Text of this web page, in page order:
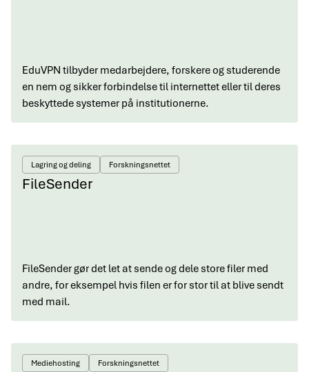
EduVPN tilbyder medarbejdere, forskere og studerende
en nem og sikker forbindelse til internettet eller til deres
beskyttede systemer på institutionerne.
Lagring og deling Forskningsnettet
FileSender
FileSender gør det let at sende og dele store filer med
andre, for eksempel hvis filen er for stor til at blive sendt
med mail.
Mediehosting Forskningsnettet